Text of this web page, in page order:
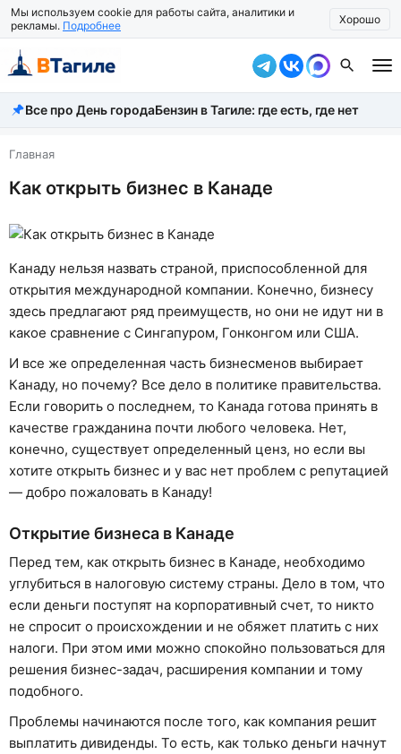
Мы используем cookie для работы сайта, аналитики и
рекламы. Подробнее Хорошо
Все новости
Происшествия
Город
Власть
Экономика
Общество
Рассказать новость
Все про День городаБензин в Тагиле: где есть, где нет
Главная
Как открыть бизнес в Канаде
Канаду нельзя назвать страной, приспособленной для
открытия международной компании. Конечно, бизнесу
здесь предлагают ряд преимуществ, но они не идут ни в
какое сравнение с Сингапуром, Гонконгом или США.
И все же определенная часть бизнесменов выбирает
Канаду, но почему? Все дело в политике правительства.
Если говорить о последнем, то Канада готова принять в
качестве гражданина почти любого человека. Нет,
конечно, существует определенный ценз, но если вы
хотите открыть бизнес и у вас нет проблем с репутацией
— добро пожаловать в Канаду!
Открытие бизнеса в Канаде
Перед тем, как открыть бизнес в Канаде, необходимо
углубиться в налоговую систему страны. Дело в том, что
если деньги поступят на корпоративный счет, то никто
не спросит о происхождении и не обяжет платить с них
налоги. При этом ими можно спокойно пользоваться для
решения бизнес-задач, расширения компании и тому
подобного.
Проблемы начинаются после того, как компания решит
выплатить дивиденды. То есть, как только деньги начнут